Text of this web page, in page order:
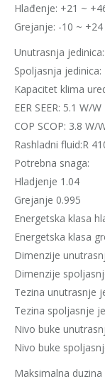
Hlađenje: +21 ~
Grejanje: -10 ~ +24
Unutrasnja
Spoljasnja jedinica:
Kapacitet klima
EER SEER: 5.1 W/W
COP SCOP: 3.8 W/
Rashladni fluid:R
Potrebna snaga:
Hladjenje 1.04
Grejanje 0.995
Energetska klasa
Energetska klasa
Dimenzije
Dimenzije
Tezina unutrasnje
Tezina spoljasnje
Nivo buke
Nivo buke
Maksimalna